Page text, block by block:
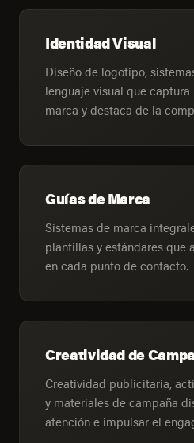
Identidad Visual
Diseño de logotipo,
lenguaje visual que
marca y destaca de la
Guías de Marca
Sistemas de marca
plantillas y estándares que
en cada punto de contacto.
Creatividad de
Creatividad publicitaria,
y materiales de campaña
atención e impulsar el